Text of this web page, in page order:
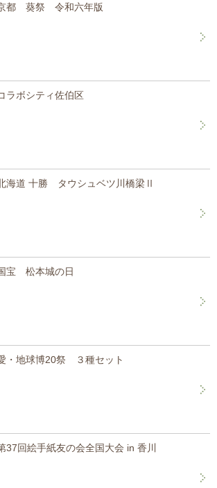
都 葵祭 令和六年版
ラボシティ佐伯区
海道 十勝 タウシュベツ川橋梁Ⅱ
宝 松本城の日
・地球博20祭 ３種セット
37回絵手紙友の会全国大会 in 香川